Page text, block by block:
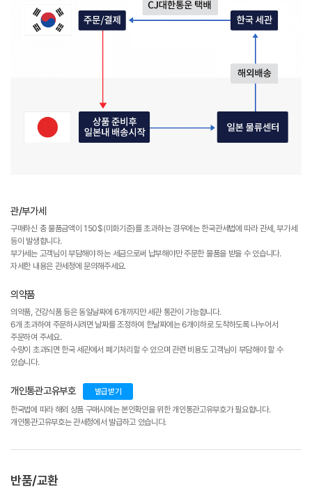
관/부가세
구매하신 총 물품금액이 150$(미화기준)를 초과하는 경우에는 한국관세법에 따라 관세, 부가세
등이 발생합니다.
부가세는 고객님이 부담해야 하는 세금으로써 납부해야만 주문한 물품을 받을 수 있습니다.
자세한 내용은 관세청에 문의해주세요.
의약품
의약품, 건강식품 등은 동일날짜에 6개까지만 세관 통관이 가능합니다.
6개 초과하여 주문하시려면 날짜를 조정하여 한날짜에는 6개이하로 도착하도록 나누어서
주문하여 주세요.
수량이 초과되면 한국 세관에서 폐기처리할 수 있으며 관련 비용도 고객님이 부담해야 할 수
있습니다.
개인통관고유부호 발급받기
한국법에 따라 해외 상품 구매시에는 본인확인을 위한 개인통관고유부호가 필요합니다.
개인통관고유부호는 관세청에서 발급하고 있습니다.
반품/교환